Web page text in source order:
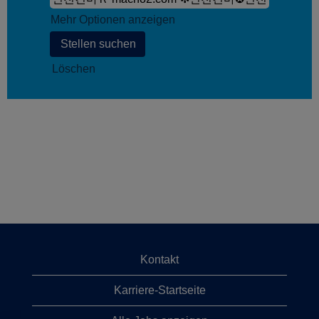
Mehr Optionen anzeigen
Löschen
Kontakt
Karriere-Startseite